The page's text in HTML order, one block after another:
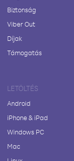
Biztonság
Viber Out
Díjak
Támogatás
LETÖLTÉS
Android
iPhone & iPad
Windows PC
Mac